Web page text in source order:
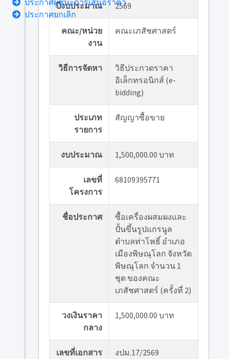
ปีงบประมาณ 2569
คณะ/หน่วย
งาน
คณะเภสัชศาสตร์
วิธีการจัดหา
วิธีประกวดราคา
อิเล็กทรอนิกส์ (e-
bidding)
ประเภท
รายการ
สัญญาซื้อขาย
งบประมาณ 1,500,000.00 บาท
เลขที่
โครงการ
68109395771
ชื่อประกาศ
ซื้อเครื่องผสมผงและ
ปั้นขึ้นรูปแกรนูล
ตำบลท่าโพธิ์ อำเภอ
เมืองพิษณุโลก จังหวัด
พิษณุโลก จำนวน 1
ชุด ของคณะ
เภสัชศาสตร์ (ครั้งที่ 2)
วงเงินราคา
กลาง
1,500,000.00 บาท
เลขที่เอกสาร งปม.17/2569
ประกาศยกเลิก